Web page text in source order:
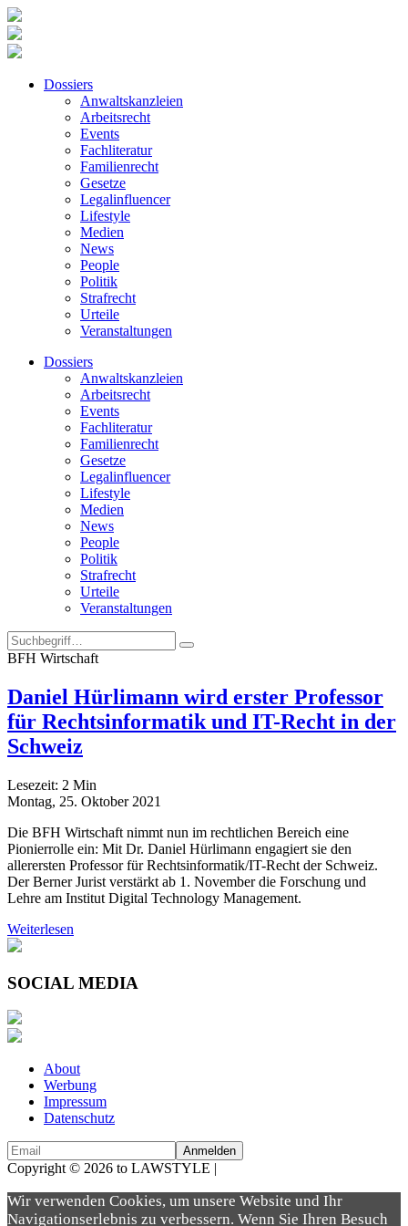
Dossiers
Anwaltskanzleien
Arbeitsrecht
Events
Fachliteratur
Familienrecht
Gesetze
Legalinfluencer
Lifestyle
Medien
News
People
Politik
Strafrecht
Urteile
Veranstaltungen
Dossiers
Anwaltskanzleien
Arbeitsrecht
Events
Fachliteratur
Familienrecht
Gesetze
Legalinfluencer
Lifestyle
Medien
News
People
Politik
Strafrecht
Urteile
Veranstaltungen
BFH Wirtschaft
Daniel Hürlimann wird erster Professor
für Rechtsinformatik und IT-Recht in der
Schweiz
Lesezeit: 2 Min
Montag, 25. Oktober 2021
Die BFH Wirtschaft nimmt nun im rechtlichen Bereich eine
Pionierrolle ein: Mit Dr. Daniel Hürlimann engagiert sie den
allerersten Professor für Rechtsinformatik/IT-Recht der Schweiz.
Der Berner Jurist verstärkt ab 1. November die Forschung und
Lehre am Institut Digital Technology Management.
Weiterlesen
SOCIAL MEDIA
About
Werbung
Impressum
Datenschutz
Copyright © 2026 to LAWSTYLE |
Wir verwenden Cookies, um unsere Website und Ihr
Navigationserlebnis zu verbessern. Wenn Sie Ihren Besuch